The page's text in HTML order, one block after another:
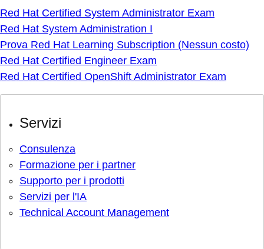
Red Hat Certified System Administrator Exam
Red Hat System Administration I
Prova Red Hat Learning Subscription (Nessun costo)
Red Hat Certified Engineer Exam
Red Hat Certified OpenShift Administrator Exam
Servizi
Consulenza
Formazione per i partner
Supporto per i prodotti
Servizi per l'IA
Technical Account Management